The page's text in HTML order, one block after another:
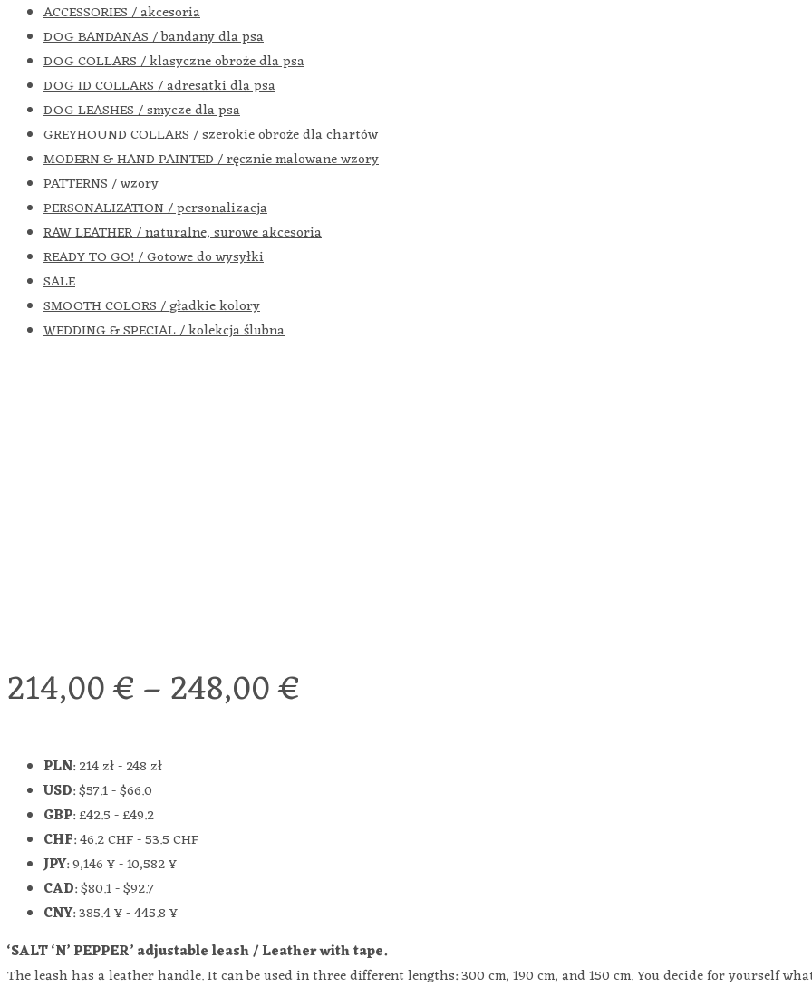
ACCESSORIES / akcesoria
DOG BANDANAS / bandany dla psa
DOG COLLARS / klasyczne obroże dla psa
DOG ID COLLARS / adresatki dla psa
DOG LEASHES / smycze dla psa
GREYHOUND COLLARS / szerokie obroże dla chartów
MODERN & HAND PAINTED / ręcznie malowane wzory
PATTERNS / wzory
PERSONALIZATION / personalizacja
RAW LEATHER / naturalne, surowe akcesoria
READY TO GO! / Gotowe do wysyłki
SALE
SMOOTH COLORS / gładkie kolory
WEDDING & SPECIAL / kolekcja ślubna
214,00€–248,00€
PLN:214 zł-248 zł
USD:$57.1-$66.0
GBP:£42.5-£49.2
CHF:46.2 CHF-53.5 CHF
JPY:9,146 ¥-10,582 ¥
CAD:$80.1-$92.7
CNY:385.4 ¥-445.8 ¥
‘SALT ‘N’ PEPPER’ adjustable leash / Leather with tape.
The leash has a leather handle. It can be used in three different lengths: 300 cm, 190 cm, and 150 cm. You decide for yourself